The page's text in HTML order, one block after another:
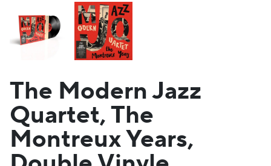
The Modern Jazz
Quartet, The
Montreux Years,